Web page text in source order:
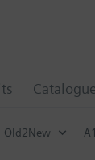
Old2New